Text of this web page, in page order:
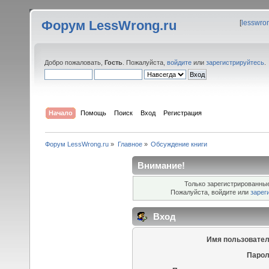
Форум LessWrong.ru [
Добро пожаловать, Гость . Пожалуйста, войдите или зарегистрируйтесь
Начало Помощь Поиск Вход Регистрация
Форум LessWrong.ru » Главное» Обсуждение книги
Внимание!
Только
Пожалуйста, войдите или
Вход
Имя